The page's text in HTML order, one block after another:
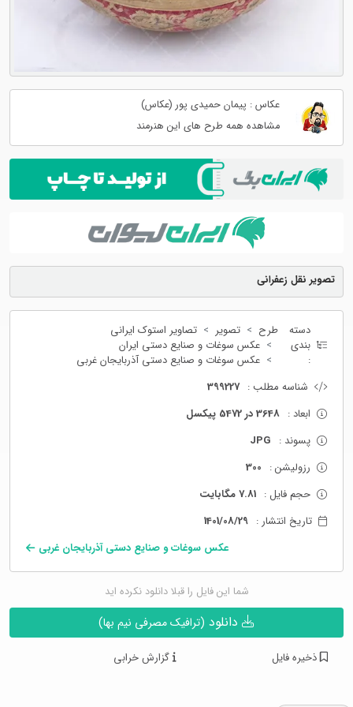
تصویر نقل زعفرانی
دسته
بندی
:
طرح تصویر
تصاویر استوک ایرانی
عکس سوغات و صنایع دستی ایران
عکس سوغات و صنایع دستی آذربایجان غربی
شناسه مطلب : 399227
ابعاد : 3648 در 5472 پیکسل
پسوند : JPG
رزولیشن : 300
حجم فایل : 7.81 مگابایت
تاریخ انتشار : 1401/08/29
عکس سوغات و صنایع دستی آذربایجان غربی
شما این فایل را قبلا دانلود نکرده اید
(ترافیک مصرفی نیم بها)
ذخیره فایل گزارش خرابی
عکاس : پیمان حمیدی پور (عکاس)
مشاهده همه طرح های این هنرمند